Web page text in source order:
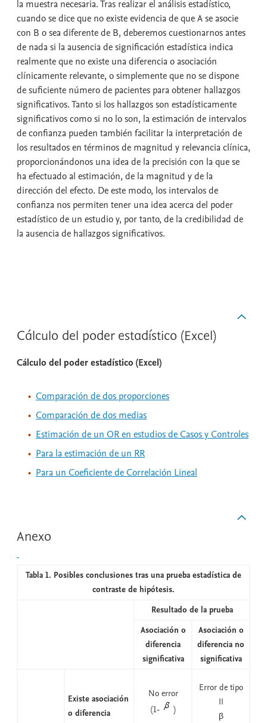
la muestra necesaria. Tras realizar el análisis estadístico,
cuando se dice que no existe evidencia de que A se asocie
con B o sea diferente de B, deberemos cuestionarnos antes
de nada si la ausencia de significación estadística indica
realmente que no existe una diferencia o asociación
clínicamente relevante, o simplemente que no se dispone
de suficiente número de pacientes para obtener hallazgos
significativos. Tanto si los hallazgos son estadísticamente
significativos como si no lo son, la estimación de intervalos
de confianza pueden también facilitar la interpretación de
los resultados en términos de magnitud y relevancia clínica,
proporcionándonos una idea de la precisión con la que se
ha efectuado al estimación, de la magnitud y de la
dirección del efecto. De este modo, los intervalos de
confianza nos permiten tener una idea acerca del poder
estadístico de un estudio y, por tanto, de la credibilidad de
la ausencia de hallazgos significativos.
Cálculo del poder estadístico (Excel)
Cálculo del poder estadístico (Excel)
Comparación de dos proporciones
Comparación de dos medias
Estimación de un OR en estudios de Casos y Controles
Para la estimación de un RR
Para un Coeficiente de Correlación Lineal
Anexo
Tabla 1. Posibles conclusiones tras una prueba estadística de
contraste de hipótesis.
Resultado de la prueba
Asociación o
diferencia
significativa
Asociación o
diferencia no
significativa
Existe asociación
o diferencia
No error
(1-
)
Error de tipo
II
β